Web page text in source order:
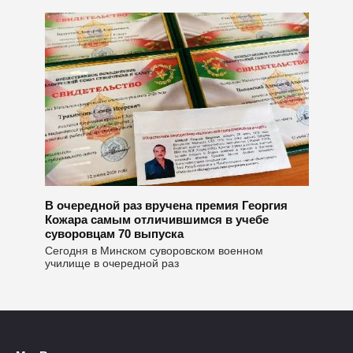
В очередной раз вручена премия Георгия
Кожара самым отличившимся в учебе
суворовцам 70 выпуска
Сегодня в Минском суворовском военном
училище в очередной раз